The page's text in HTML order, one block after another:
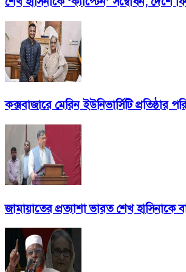
কক্সবাজারে মেরিন ইউনিভার্সিটি প্রতিষ্ঠার
জামায়াতের প্রত্যাশা ভারত শেখ হাসিনাকে